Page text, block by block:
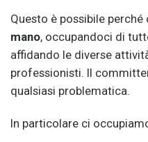
Questo è possibile
mano, occupandoci di
affidando le diverse
professionisti. Il
qualsiasi problematica.
In particolare ci